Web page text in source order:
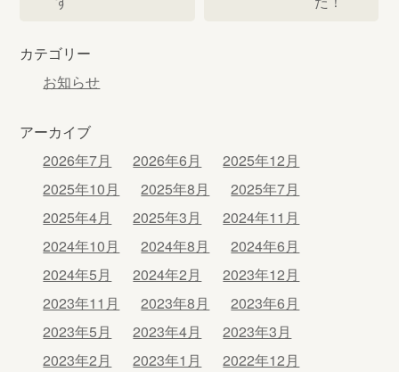
ゲ
ン
カテゴリー
お知らせ
アーカイブ
2026年7月
2026年6月
2025年12月
2025年10月
2025年8月
2025年7月
2025年4月
2025年3月
2024年11月
2024年10月
2024年8月
2024年6月
2024年5月
2024年2月
2023年12月
2023年11月
2023年8月
2023年6月
2023年5月
2023年4月
2023年3月
2023年2月
2023年1月
2022年12月